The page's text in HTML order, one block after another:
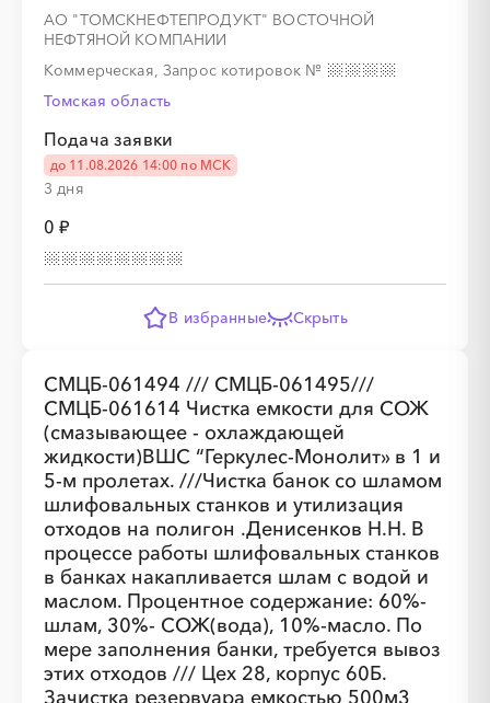
АО "ТОМСКНЕФТЕПРОДУКТ" ВОСТОЧНОЙ
НЕФТЯНОЙ КОМПАНИИ
Коммерческая, Запрос котировок №
Томская область
Подача заявки
до 11.08.2026 14:00 по МСК
3 дня
0 ₽
В избранные Скрыть
СМЦБ-061494 /// СМЦБ-061495///
СМЦБ-061614 Чистка емкости для СОЖ
(смазывающее - охлаждающей
жидкости)ВШС “Геркулес-Монолит» в 1 и
5-м пролетах. ///Чистка банок со шламом
шлифовальных станков и утилизация
отходов на полигон .Денисенков Н.Н. В
процессе работы шлифовальных станков
в банках накапливается шлам с водой и
маслом. Процентное содержание: 60%-
шлам, 30%- СОЖ(вода), 10%-масло. По
мере заполнения банки, требуется вывоз
этих отходов /// Цех 28, корпус 60Б.
Зачистка резервуара емкостью 500м3